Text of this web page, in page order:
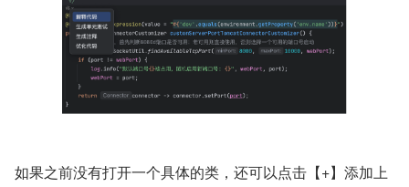
如果之前没有打开一个具体的类，还可以点击【+】添加上